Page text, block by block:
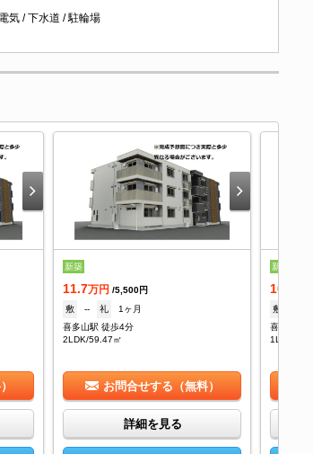
気 / 下水道 / 駐輪場
新築
11.7万円 /5,500円
敷
-- 礼
1ヶ月
喜多山駅 徒歩4分
2LDK/59.47㎡
お問合せする（無料）
詳細を見る
新築
10.7
敷
喜多山駅
1LDK/